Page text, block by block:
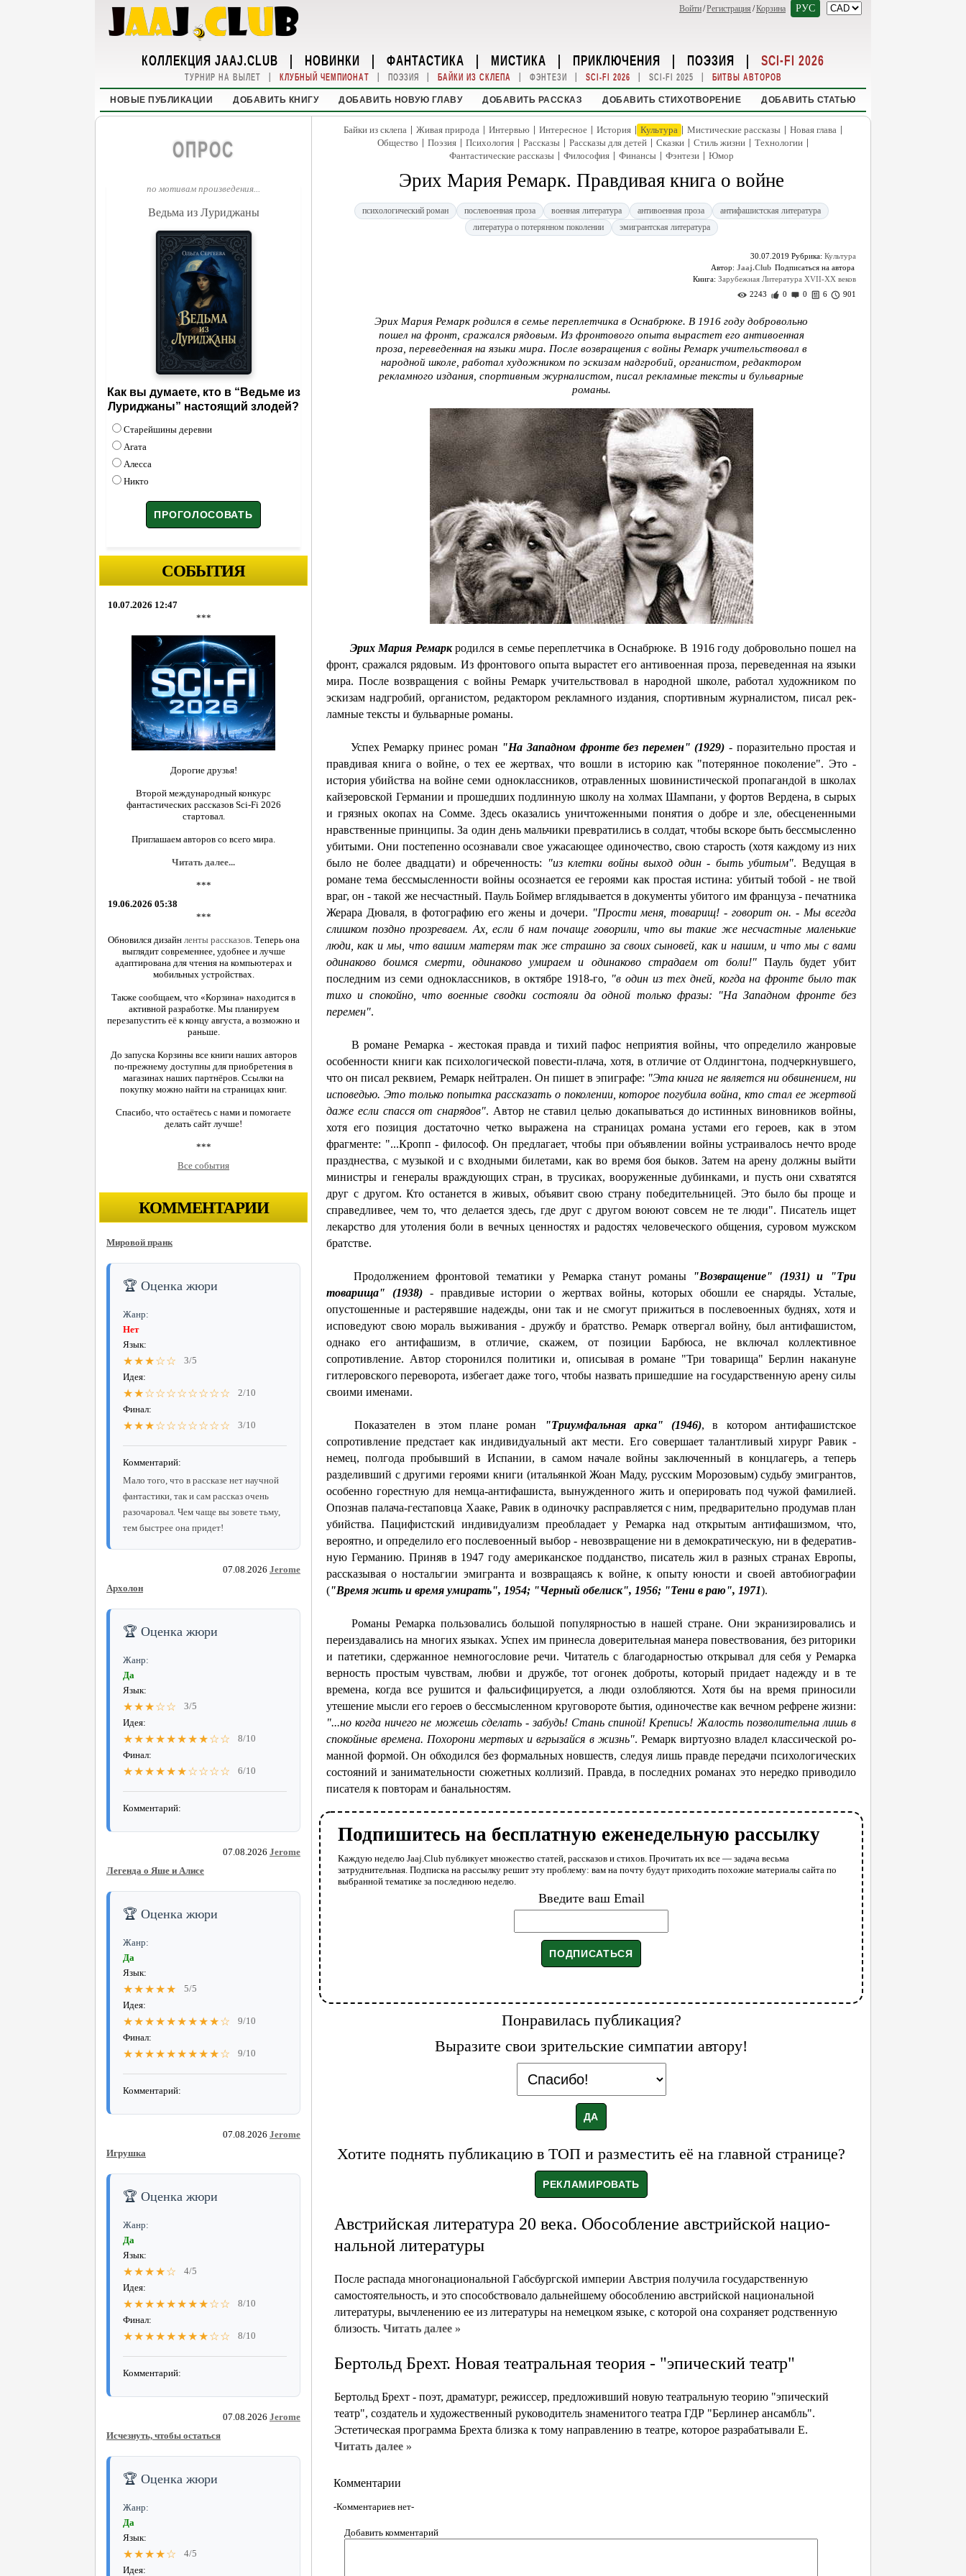
Войти/Регистрация /Корзина РУС
КОЛЛЕКЦИЯ JAAJ.CLUB | НОВИНКИ | ФАНТАСТИКА | МИСТИКА | ПРИКЛЮЧЕНИЯ | ПОЭЗИЯ | SCI-FI 2026
ТУРНИР НА ВЫЛЕТ | КЛУБНЫЙ ЧЕМПИОНАТ | ПОЭЗИЯ | БАЙКИ ИЗ СКЛЕПА | ФЭНТЕЗИ | SCI-FI 2026 | SCI-FI 2025 | БИТВЫ АВТОРОВ
НОВЫЕ ПУБЛИКАЦИИ ДОБАВИТЬ КНИГУ ДОБАВИТЬ НОВУЮ ГЛАВУ ДОБАВИТЬ РАССКАЗ ДОБАВИТЬ СТИХОТВОРЕНИЕ ДОБАВИТЬ СТАТЬЮ
ОПРОС
по мотивам произведения...
Ведьма из Луриджаны
Как вы думаете, кто в “Ведьме из
Луриджаны” настоящий злодей?
Старейшины деревни
Агата
Алесса
Никто
СОБЫТИЯ
10.07.2026 12:47
***
Дорогие друзья!
Второй международный конкурс
фантастических рассказов Sci-Fi 2026
стартовал.
Приглашаем авторов со всего мира.
Читать далее...
***
19.06.2026 05:38
***
Обновился дизайн ленты рассказов. Теперь она
выглядит современнее, удобнее и лучше
адаптирована для чтения на компьютерах и
мобильных устройствах.
Также сообщаем, что «Корзина» находится в
активной разработке. Мы планируем
перезапустить её к концу августа, а возможно и
раньше.
До запуска Корзины все книги наших авторов
по-прежнему доступны для приобретения в
магазинах наших партнёров. Ссылки на
покупку можно найти на страницах книг.
Спасибо, что остаётесь с нами и помогаете
делать сайт лучше!
***
Все события
КОММЕНТАРИИ
Мировой пранк
🏆 Оценка жюри
Жанр:
Нет
Язык:
★★★☆☆
3/5
Идея:
★★☆☆☆☆☆☆☆☆
2/10
Финал:
★★★☆☆☆☆☆☆☆ 3/10
Комментарий:
Мало того, что в рассказе нет научной
фантастики, так и сам рассказ очень
разочаровал. Чем чаще вы зовете тьму,
тем быстрее она придет!
07.08.2026 Jerome
Архолон
🏆 Оценка жюри
Жанр:
Да
Язык:
★★★☆☆
3/5
Идея:
★★★★★★★★☆☆
8/10
Финал:
★★★★★★☆☆☆☆ 6/10
Комментарий:
07.08.2026 Jerome
Легенда о Яше и Алисе
🏆 Оценка жюри
Жанр:
Да
Язык:
★★★★★
5/5
Идея:
★★★★★★★★★☆
9/10
Финал:
★★★★★★★★★☆ 9/10
Комментарий:
07.08.2026 Jerome
Игрушка
🏆 Оценка жюри
Жанр:
Да
Язык:
★★★★☆
4/5
Идея:
★★★★★★★★☆☆
8/10
Финал:
★★★★★★★★☆☆ 8/10
Комментарий:
07.08.2026 Jerome
Исчезнуть, чтобы остаться
🏆 Оценка жюри
Жанр:
Да
Язык:
★★★★☆
4/5
Идея:
Байки из склепа | Живая природа | Интервью | Интересное | История | Культура | Мистические рассказы | Новая глава |
Общество | Поэзия | Психология | Рассказы | Рассказы для детей | Сказки | Стиль жизни | Технологии |
Фантастические рассказы | Философия | Финансы | Фэнтези | Юмор
Эрих Мария Ремарк. Правдивая книга о войне
психологический роман послевоенная проза военная литература антивоенная проза
антифашистская литература
литература о потерянном поколении
эмигрантская литература
30.07.2019 Рубрика: Культура
Автор: Jaaj.Club
Книга: Зарубежная Литература XVII-XX веков
2243
0 0 6 901
Эрих Мария Ремарк родился в семье переплетчика в Оснабрюке. В 1916 году добровольно
пошел на фронт, сра­жался рядовым. Из фронтового опыта вырастет его антивоен­ная
проза, переведенная на языки мира. После возвращения с войны Ремарк учительствовал в
народной школе, работал ху­дожником по эскизам надгробий, органистом, редактором
рекламного издания, спортивным журналистом, писал рек­ламные тексты и бульварные
романы.
Эрих Мария Ремаркродился в семье переплетчика в Оснабрюке. В 1916 году добровольно пошел на
фронт, сра­жался рядовым. Из фронтового опыта вырастет его антивоен­ная проза, переведенная на языки
мира. После возвращения с войны Ремарк учительствовал в народной школе, работал ху­дожником по
эскизам надгробий, органистом, редактором рекламного издания, спортивным журналистом, писал рек­
ламные тексты и бульварные романы.
Успех Ремарку принес роман "На Западном фронте без перемен" (1929) - поразительно простая и
правдивая книга о войне, о тех ее жертвах, что вошли в историю как "потерянное поколение". Это -
история убийства на войне семи одноклассников, отравленных шовинистической пропагандой в школах
кайзеровской Германии и прошедших подлинную школу на холмах Шампани, у фортов Вердена, в сырых
и грязных окопах на Сомме. Здесь оказались уничтоженными понятия о добре и зле, обесцененными
нравственные прин­ципы. За один день мальчики превратились в солдат, чтобы вскоре быть бессмысленно
убитыми. Они постепенно осозна­вали свое ужасающее одиночество, свою старость (хотя каж­дому из них
было не более двадцати) и обреченность:
"из клетки войны выход один - быть убитым". Ведущая в
романе тема бессмысленности войны осознается ее героями как простая истина: убитый тобой - не твой
враг, он - такой же несчастный. Пауль Боймер вглядывается в документы убитого им француза - печатника
Жерара Дюваля, в фотографию его жены и дочери. "Прости меня, товарищ! - говорит он. - Мы всегда
слишком поздно прозреваем. Ах, если б нам почаще говорили, что вы такие же несчастные маленькие
люди, как и мы, что вашим матерям так же страшно за своих сыновей, как и нашим, и что мы с вами
одинаково боимся смерти, одинаково умираем и одинаково страдаем от боли!"Пауль будет убит
последним из семи одноклассников, в октябре 1918-го, "в один из тех дней, когда на фронте было так
тихо и спокойно, что военные сводки состояли да одной только фра­зы: "На Западном фронте без
перемен".
В романе Ремарка - жестокая правда и тихий пафос не­приятия войны, что определило жанровые
особенности книги как психологической повести-плача, хотя, в отличие от Олдингтона, подчеркнувшего,
что он писал реквием, Ремарк нейтрален. Он пишет в эпиграфе: "Эта книга не является ни обвинением, ни
исповедью. Это только попытка рассказать о поколении, которое погубила война, кто стал ее жертвой
даже если спасся от снарядов". Автор не ставил целью докапывать­ся до истинных виновников войны,
хотя его позиция доста­точно четко выражена на страницах романа устами его героев, как в этом
фрагменте: "...Кропп - философ. Он предлагает, чтобы при объявлении войны устраивалось нечто вроде
празднества, с музыкой и с входными билетами, как во время боя быков. Затем на арену должны выйти
министры и генералы враждующих стран, в трусиках, вооруженные дубинками, и пусть они схватятся
друг с другом. Кто останется в живых, объявит свою страну победительницей. Это было бы проще и
справедливее, чем то, что делается здесь, где друг с другом воюют совсем не те люди". Писатель ищет
лекарство для утоления боли в вечных ценностях и радостях человеческого общения, суровом мужском
братстве.
Продолжением фронтовой тематики у Ремарка станут романы"Возвращение" (1931) и "Три
товарища" (1938)- правдивые истории о жертвах войны, которых обошли ее снаряды. Усталые,
опустошенные и растерявшие надежды, они так и не смогут прижиться в послевоенных буднях, хотя и
исповедуют свою мораль выживания - дружбу и братство. Ремарк отвергал войну, был антифашистом,
однако его ан­тифашизм, в отличие, скажем, от позиции Барбюса, не включал коллективное
сопротивление. Автор сторонился политики и, описывая в романе "Три товарища" Берлин накануне
гитлеров­ского переворота, избегает даже того, чтобы назвать пришедшие на государственную арену силы
своими именами.
Показателен в этом плане роман "Триумфальная арка" (1946), в котором анти­фашистское
сопротивление предстает как индивидуальный акт мести. Его совершает талантливый хирург Равик -
немец, пол­года пробывший в Испании, в самом начале войны за­ключенный в концлагерь, а теперь
разделивший с другими ге­роями книги (итальянкой Жоан Маду, русским Морозовым) судьбу эмигрантов,
особенно горестную для немца-антифашиста, вынужденного жить и оперировать под чужой фамилией.
Опо­знав палача-гестаповца Хааке, Равик в одиночку расправляется с ним, предварительно продумав план
убийства. Пацифистский индивидуализм преобладает у Ремарка над открытым антифа­шизмом, что,
вероятно, и определило его послевоенный вы­бор - невозвращение ни в демократическую, ни в федератив­
ную Германию. Приняв в 1947 году американское подданство, писатель жил в разных странах Европы,
рассказывая о носталь­гии эмигранта и возвращаясь к войне, к опыту юности и своей автобиографии
("Время жить и время умирать", 1954; "Черный обелиск", 1956; "Тени в раю", 1971).
Романы Ремарка пользовались большой популярностью в нашей стране. Они экранизировались и
переиздавались на многих языках. Успех им принесла доверительная манера повествования, без риторики
и патетики, сдержанное немногословие речи. Чи­татель с благодарностью открывал для себя у Ремарка
верность простым чувствам, любви и дружбе, тот огонек доброты, который придает надежду и в те
времена, когда все рушится и фальсифи­цируется, а люди озлобляются. Хотя бы на время приносили
утешение мысли его героев о бессмысленном круговороте бытия, одиночестве как вечном рефрене жизни:
"...но когда ничего не можешь сделать - забудь! Стань спиной! Крепись! Жалость по­зволительна лишь в
спокойные времена. Похорони мертвых и вгрызайся в жизнь". Ремарк виртуозно владел классической ро­
манной формой. Он обходился без формальных новшеств, сле­дуя лишь правде передачи психологических
состояний и занима­тельности сюжетных коллизий. Правда, в последних романах это нередко приводило
писателя к повторам и банальностям.
Подпишитесь на бесплатную еженедельную рассылку
Каждую неделю Jaaj.Club публикует множество статей, рассказов и стихов. Прочитать их все — задача весьма
затруднительная. Подписка на рассылку решит эту проблему: вам на почту будут приходить похожие материалы сайта по
выбранной тематике за последнюю неделю.
Введите ваш Email
Понравилась публикация?
Выразите свои зрительские симпатии автору!
Хотите поднять публикацию в ТОП и разместить её на главной странице?
Австрийская литература 20 века. Обособление австрийской нацио­
нальной литературы
После распада многонациональной Габсбургской империи Австрия получила государственную
самостоятельность, и это способствовало дальнейшему обособлению австрийской нацио­нальной
литературы, вычленению ее из литературы на немецком языке, с которой она сохраняет родственную
близость. Читать далее »
Бертольд Брехт. Новая театральная теория - "эпический театр"
Бертольд Брехт - поэт, драматург, режиссер, предложив­ший новую театральную теорию "эпический
театр", создатель и художественный руководитель знаменитого театра ГДР "Берлинер ансамбль".
Эстетическая программа Брехта близка к тому направлению в театре, которое разрабатывали Е.
Читать далее »
Комментарии
-Комментариев нет-
Добавить комментарий